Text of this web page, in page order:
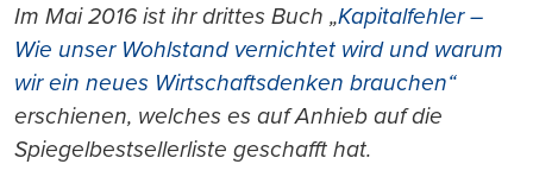
Im Mai 2016 ist ihr drittes Buch „Kapitalfehler –
Wie unser Wohlstand vernichtet wird und warum
wir ein neues Wirtschaftsdenken brauchen“
erschienen, welches es auf Anhieb auf die
Spiegelbestsellerliste geschafft hat.